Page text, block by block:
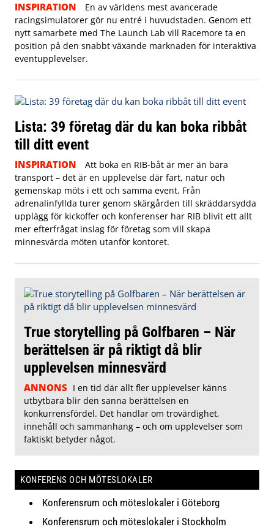
INSPIRATION
En av världens mest avancerade
racingsimulatorer gör nu entré i huvudstaden. Genom ett
nytt samarbete med The Launch Lab vill Racemore ta en
position på den snabbt växande marknaden för interaktiva
eventupplevelser.
Lista: 39 företag där du kan boka ribbåt
till ditt event
INSPIRATION
Att boka en RIB-båt är mer än bara
transport – det är en upplevelse där fart, natur och
gemenskap möts i ett och samma event. Från
adrenalinfyllda turer genom skärgården till skräddarsydda
upplägg för kickoffer och konferenser har RIB blivit ett allt
mer efterfrågat inslag för företag som vill skapa
minnesvärda möten utanför kontoret.
True storytelling på Golfbaren – När
berättelsen är på riktigt då blir
upplevelsen minnesvärd
ANNONS I en tid där allt fler upplevelser känns
utbytbara blir den sanna berättelsen en
konkurrensfördel. Det handlar om trovärdighet,
innehåll och sammanhang – och om upplevelser som
faktiskt betyder något.
KONFERENS OCH MÖTESLOKALER
Konferensrum och möteslokaler i Göteborg
Konferensrum och möteslokaler i Stockholm